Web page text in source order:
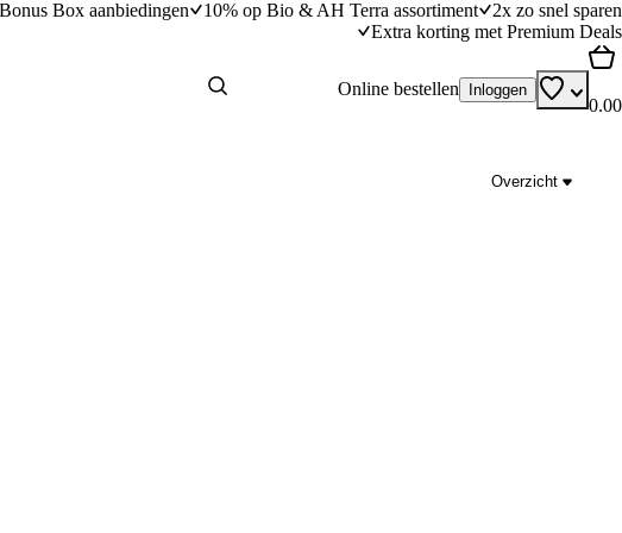
Box aanbiedingen 10% op Bio & AH Terra assortiment
2x zo snel sparen
Extra korting met Premium Deals
Online bestellen Inloggen
0.00
Overzicht